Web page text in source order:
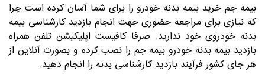
بیمه جم خرید بیمه بدنه خودرو را برای شما آسان کرده است چرا
که نیازی برای مراجعه حضوری جهت انجام بازدید کارشناسی بیمه
بدنه خودروی خود ندارید. صرفا کافیست اپلیکیشن تلفن همراه
بازدید بیمه بدنه خودرو بیمه جم را نصب کرده و بصورت آنلاین از
هر جای کشور فرآیند بازدید کارشناسی بدنه را انجام دهید.